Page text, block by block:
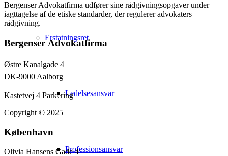
Erstatningsret
Ledelsesansvar
Professionsansvar
Bergenser Advokatfirma udfører sine rådgivningsopgaver under
iagttagelse af de etiske standarder, der regulerer advokaters
rådgivning.
Bergenser Advokatfirma
Østre Kanalgade 4
DK-9000 Aalborg
Kastetvej 4 Parkering
Copyright © 2025
København
Olivia Hansens Gade 4